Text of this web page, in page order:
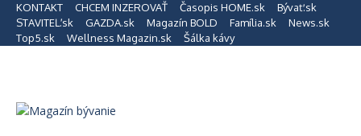
Preskočiť na obsah
KONTAKT CHCEM INZEROVAŤ Časopis HOME.sk
Bývať.sk
STAVITEĽ.sk
GAZDA.sk Magazín BOLD Família.sk
News.sk
Top5.sk
Wellness Magazin.sk Šálka kávy